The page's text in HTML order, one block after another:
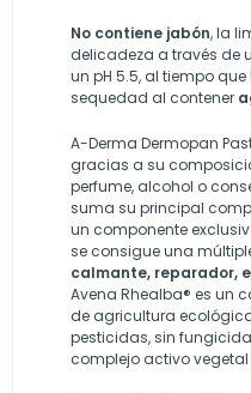
No contiene jabón, la
delicadeza a través de
un pH 5.5, al tiempo
sequedad al contener
A-Derma Dermopan
gracias a su
perfume, alcohol o
suma su principal
un componente
se consigue una
calmante, reparador,
Avena Rhealba® es un
de agricultura
pesticidas, sin
complejo activo